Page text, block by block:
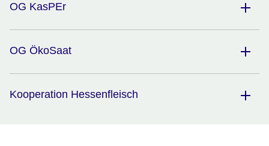
OG KasPEr
OG ÖkoSaat
Kooperation Hessenfleisch